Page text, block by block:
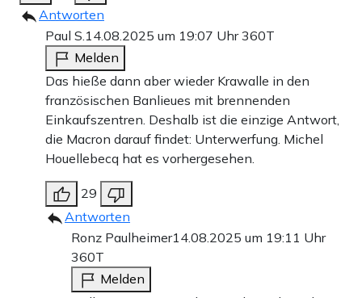
Antworten
Paul S. 14.08.2025 um 19:07 Uhr360T
Melden
Das hieße dann aber wieder Krawalle in den
französischen Banlieues mit brennenden
Einkaufszentren. Deshalb ist die einzige Antwort,
die Macron darauf findet: Unterwerfung. Michel
Houellebecq hat es vorhergesehen.
29
Antworten
Ronz Paulheimer14.08.2025 um 19:11 Uhr
360T
Melden